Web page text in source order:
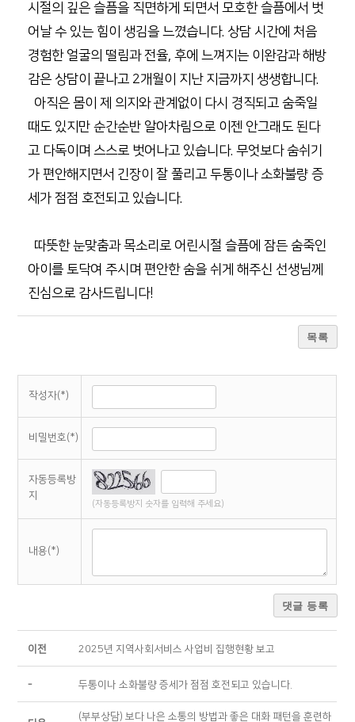
시절의 깊은 슬픔을 직면하게 되면서 모호한 슬픔에서 벗
어날 수 있는 힘이 생김을 느꼈습니다. 상담 시간에 처음
경험한 얼굴의 떨림과 전율, 후에 느껴지는 이완감과 해방
감은 상담이 끝나고 2개월이 지난 지금까지 생생합니다.
아직은 몸이 제 의지와 관계없이 다시 경직되고 숨죽일
때도 있지만 순간순반 알아차림으로 이젠 안그래도 된다
고 다독이며 스스로 벗어나고 있습니다. 무엇보다 숨쉬기
가 편안해지면서 긴장이 잘 풀리고 두통이나 소화불량 증
세가 점점 호전되고 있습니다.
따뜻한 눈맞춤과 목소리로 어린시절 슬픔에 잠든 숨죽인
아이를 토닥여 주시며 편안한 숨을 쉬게 해주신 선생님께
진심으로 감사드립니다!
목록
작성자(*)
비밀번호(*)
자동등록방
지
(자동등록방지 숫자를 입력해 주세요)
내용(*)
댓글 등록
이전 2025년 지역사회서비스 사업비 집행현황 보고
- 두통이나 소화불량 증세가 점점 호전되고 있습니다.
(부부상담) 보다 나은 소통의 방법과 좋은 대화 패턴을 훈련하